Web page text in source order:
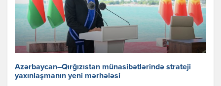
Azərbaycan–Qırğızıstan münasibətlərində strateji
yaxınlaşmanın yeni mərhələsi